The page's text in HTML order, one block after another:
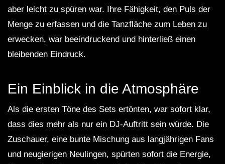
aber leicht zu spüren war. Ihre Fähigkeit, den Puls der
Menge zu erfassen und die Tanzfläche zum Leben zu
erwecken, war beeindruckend und hinterließ einen
bleibenden Eindruck.
Ein Einblick in die Atmosphäre
Als die ersten Töne des Sets ertönten, war sofort klar,
dass dies mehr als nur ein DJ-Auftritt sein würde. Die
Zuschauer, eine bunte Mischung aus langjährigen Fans
und neugierigen Neulingen, spürten sofort die Energie,